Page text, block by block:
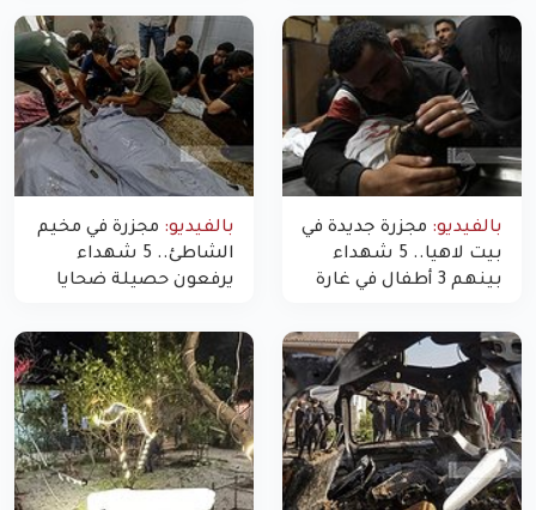
بالفيديو: مجزرة جديدة في
بيت لاهيا.. 5 شهداء
بينهم 3 أطفال في غارة
غزة
بالفيديو: مجزرة في مخيم
الشاطئ.. 5 شهداء
يرفعون حصيلة ضحايا